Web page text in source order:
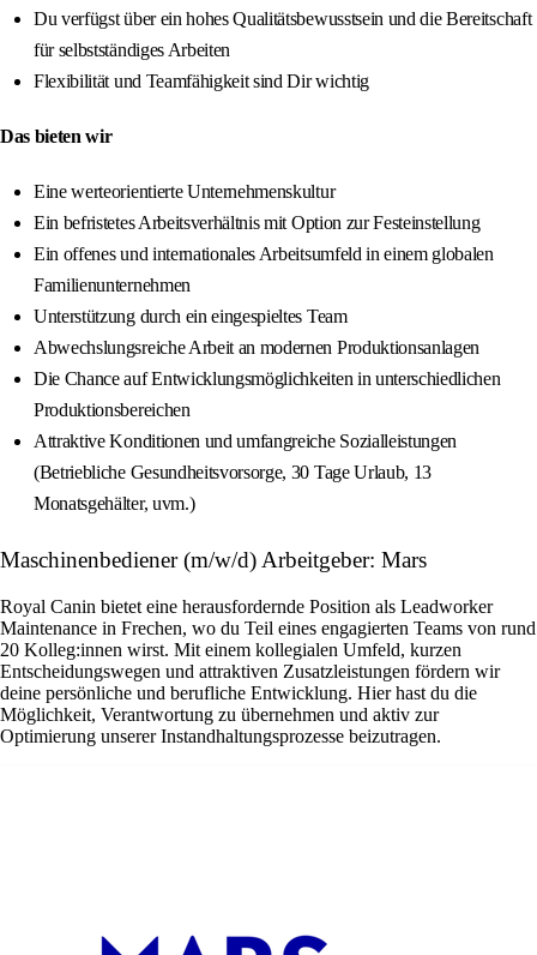
Du verfügst über ein hohes Qualitätsbewusstsein und die Bereitschaft
für selbstständiges Arbeiten
Flexibilität und Teamfähigkeit sind Dir wichtig
Das bieten wir
Eine werteorientierte Unternehmenskultur
Ein befristetes Arbeitsverhältnis mit Option zur Festeinstellung
Ein offenes und internationales Arbeitsumfeld in einem globalen
Familienunternehmen
Unterstützung durch ein eingespieltes Team
Abwechslungsreiche Arbeit an modernen Produktionsanlagen
Die Chance auf Entwicklungsmöglichkeiten in unterschiedlichen
Produktionsbereichen
Attraktive Konditionen und umfangreiche Sozialleistungen
(Betriebliche Gesundheitsvorsorge, 30 Tage Urlaub, 13
Monatsgehälter, uvm.)
Maschinenbediener (m/w/d) Arbeitgeber: Mars
Royal Canin bietet eine herausfordernde Position als Leadworker
Maintenance in Frechen, wo du Teil eines engagierten Teams von rund
20 Kolleg:innen wirst. Mit einem kollegialen Umfeld, kurzen
Entscheidungswegen und attraktiven Zusatzleistungen fördern wir
deine persönliche und berufliche Entwicklung. Hier hast du die
Möglichkeit, Verantwortung zu übernehmen und aktiv zur
Optimierung unserer Instandhaltungsprozesse beizutragen.